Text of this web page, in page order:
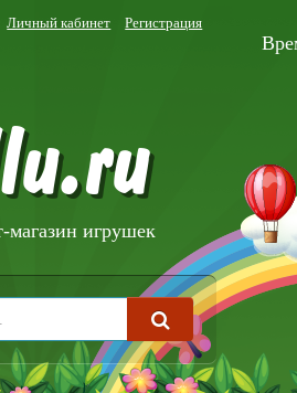
Личный кабинет Регистрация
магазин игрушек